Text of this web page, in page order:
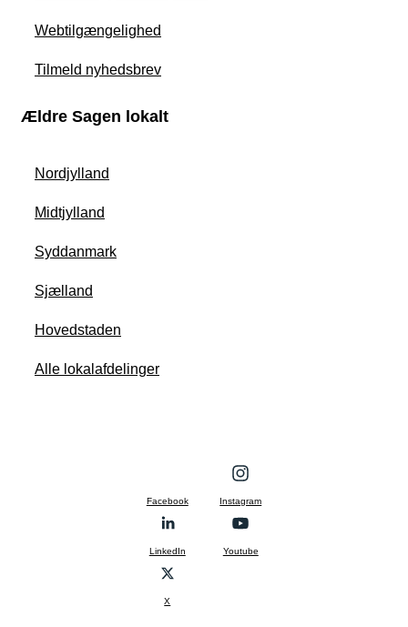
Webtilgængelighed
Tilmeld nyhedsbrev
Ældre Sagen lokalt
Nordjylland
Midtjylland
Syddanmark
Sjælland
Hovedstaden
Alle lokalafdelinger
Facebook Instagram
LinkedIn Youtube
X